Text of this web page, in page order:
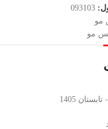
093103
مو
مو
1405